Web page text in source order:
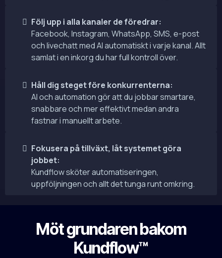
Följ upp i alla kanaler de föredrar:
Facebook, Instagram, WhatsApp, SMS, e-post
och livechatt med AI automatiskt i varje kanal. Allt
samlat i en inkorg du har full kontroll över.
Håll dig steget före konkurrenterna:
AI och automation gör att du jobbar smartare,
snabbare och mer effektivt medan andra
fastnar i manuellt arbete.
Fokusera på tillväxt, låt systemet göra
jobbet:
Kundflow sköter automatiseringen,
uppföljningen och allt det tunga runt omkring.
Möt grundaren bakom
Kundflow™